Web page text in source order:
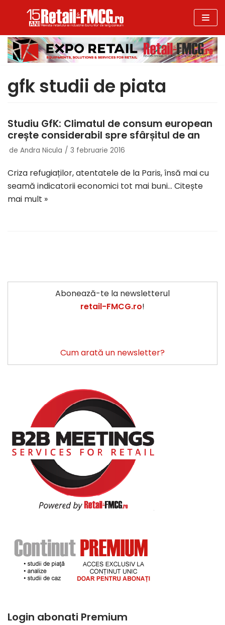
la
conținut
gfk studii de piata
Studiu GfK: Climatul de consum european
crește considerabil spre sfârșitul de an
de Andra Nicula 3 februarie 2016
Criza refugiaților, atentatele de la Paris, însă mai cu
seamă indicatorii economici tot mai buni… Citește
mai mult »
Abonează-te la newsletterul
retail-FMCG.ro!
Cum arată un newsletter?
Login abonati Premium